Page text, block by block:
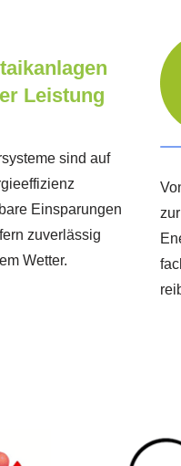
Leistung
sind auf
Einsparungen
zuverlässig
Wetter.